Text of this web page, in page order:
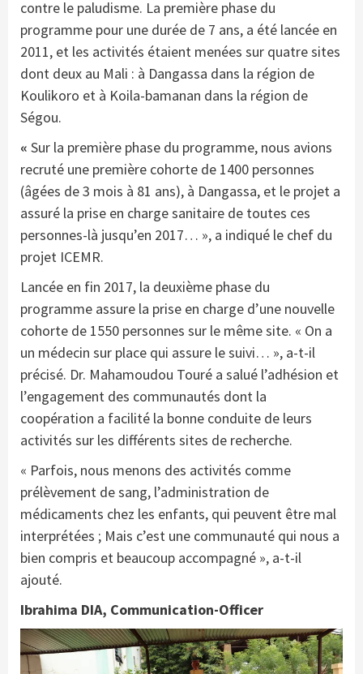
contre le paludisme. La première phase du
programme pour une durée de 7 ans, a été lancée en
2011, et les activités étaient menées sur quatre sites
dont deux au Mali : à Dangassa dans la région de
Koulikoro et à Koila-bamanan dans la région de
Ségou.
« Sur la première phase du programme, nous avions
recruté une première cohorte de 1400 personnes
(âgées de 3 mois à 81 ans), à Dangassa, et le projet a
assuré la prise en charge sanitaire de toutes ces
personnes-là jusqu’en 2017… », a indiqué le chef du
projet ICEMR.
Lancée en fin 2017, la deuxième phase du
programme assure la prise en charge d’une nouvelle
cohorte de 1550 personnes sur le même site. « On a
un médecin sur place qui assure le suivi… », a-t-il
précisé. Dr. Mahamoudou Touré a salué l’adhésion et
l’engagement des communautés dont la
coopération a facilité la bonne conduite de leurs
activités sur les différents sites de recherche.
« Parfois, nous menons des activités comme
prélèvement de sang, l’administration de
médicaments chez les enfants, qui peuvent être mal
interprétées ; Mais c’est une communauté qui nous a
bien compris et beaucoup accompagné », a-t-il
ajouté.
Ibrahima DIA, Communication-Officer